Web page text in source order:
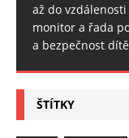
až do
monitor a řada
a bezpečnost
ŠTÍTKY